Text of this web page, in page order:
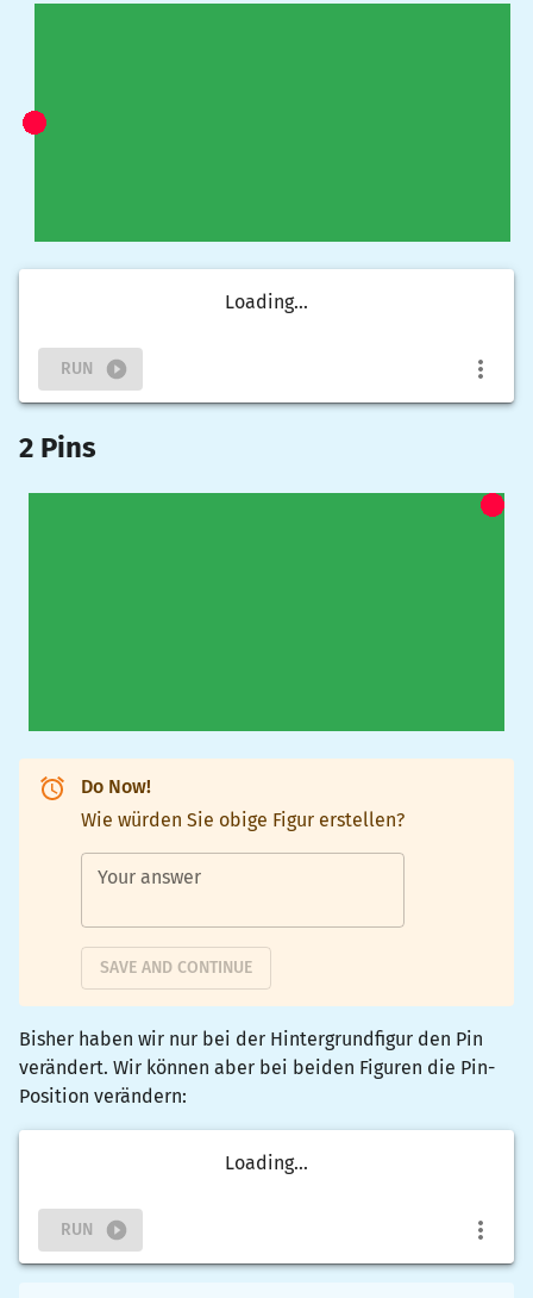
Loading...
RUN
2 Pins
Do Now!
Wie würden Sie obige Figur erstellen?
Your answer
SAVE AND CONTINUE
Bisher haben wir nur bei der Hintergrundfigur den Pin
verändert. Wir können aber bei beiden Figuren die Pin-
Position verändern:
Loading...
RUN